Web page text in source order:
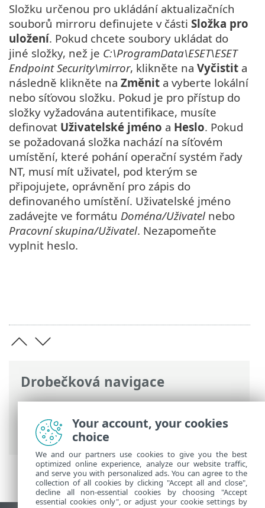
Drobečková navigace
ESET Online nápověda>ESET Endpoint
Security >Rozšířená nastavení>
Aktualizace> Aktualizační mirror
Složku určenou pro ukládání aktualizačních
souborů mirroru definujete v části Složka pro
uložení. Pokud chcete soubory ukládat do
jiné složky, než je C:\ProgramData\ESET\ESET
Endpoint Security\mirror, klikněte na Vyčistit a
následně klikněte na Změnit a vyberte lokální
nebo síťovou složku. Pokud je pro přístup do
složky vyžadována autentifikace, musíte
definovat Uživatelské jméno a Heslo. Pokud
se požadovaná složka nachází na síťovém
umístění, které pohání operační systém řady
NT, musí mít uživatel, pod kterým se
připojujete, oprávnění pro zápis do
definovaného umístění. Uživatelské jméno
zadávejte ve formátu Doména/Uživatel nebo
Pracovní skupina/Uživatel. Nezapomeňte
vyplnit heslo.
Your account, your cookies
choice
We and our partners use cookies to give you the best
optimized online experience, analyze our website traffic,
and serve you with personalized ads. You can agree to the
collection of all cookies by clicking "Accept all and close",
decline all non-essential cookies by choosing "Accept
essential cookies only", or adjust your cookie settings by